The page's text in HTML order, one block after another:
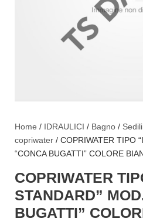
Home / IDRAULICI / Bagno /
copriwater / COPRIWATER TIPO
“CONCA BUGATTI” COLORE
COPRIWATER
STANDARD”
BUGATTI”